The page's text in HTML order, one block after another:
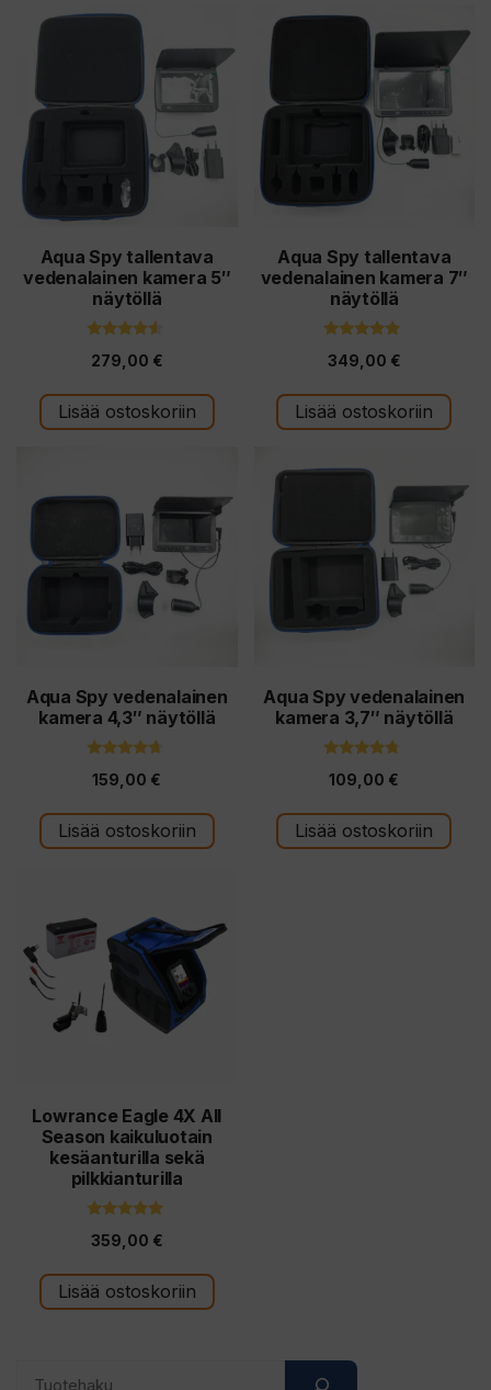
Aqua Spy tallentava
vedenalainen kamera 5″
näytöllä
5:stä
279,00 €
Lisää ostoskoriin
Aqua Spy tallentava
vedenalainen kamera 7″
näytöllä
5:stä
349,00 €
Lisää ostoskoriin
Aqua Spy vedenalainen
kamera 4,3″ näytöllä
5:stä
159,00 €
Lisää ostoskoriin
Aqua Spy vedenalainen
kamera 3,7″ näytöllä
5:stä
109,00 €
Lisää ostoskoriin
Lowrance Eagle 4X All
Season kaikuluotain
kesäanturilla sekä
pilkkianturilla
5:stä
359,00 €
Lisää ostoskoriin
Search